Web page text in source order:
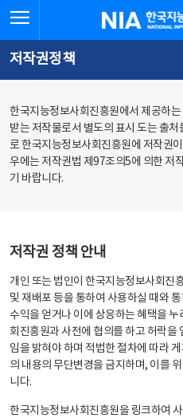
문
로
가
체
뉴
바
가
한국지능정보사
저작권정책
한국지능정보사회진흥원에서 제공하
받는 저작물로서 별도의 표시 도는 출
로 한국지능정보사회진흥원에 저작권
우에는 저작권법 제97조의5에 의한 저
기 바랍니다.
저작권 정책 안내
개인 또는 법인이 한국지능정보사회진
및 재배포 등을 통하여 사용하실 때와
수익을 얻거나 이에 상응하는 혜택을
회진흥원과 사전에 협의를 하고 허락
임을 밝혀야 하며 적법한 절차에 따라
의 내용의 무단변경을 금지하며, 이를
니다.
한국지능정보사회진흥원을 링크하여